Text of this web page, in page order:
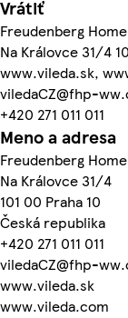
Vrátiť
Freudenberg
Na Královce 31/4
www.vileda.sk,
viledaCZ@fhp-
+420 271 011 011
Meno a adresa
Freudenberg
Na Královce 31/4
101 00 Praha 10
Česká republika
+420 271 011 011
viledaCZ@fhp-
www.vileda.sk
www.vileda.com